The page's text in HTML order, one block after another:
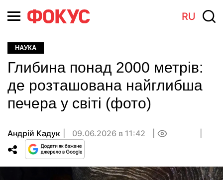
RU
НАУКА
Глибина понад 2000 метрів:
де розташована найглибша
печера у світі (фото)
Андрій Кадук 09.06.2026 в 11:42